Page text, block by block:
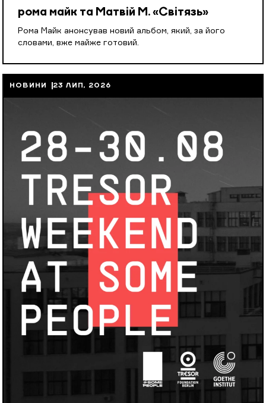
рома майк та Матвій М. «Світязь»
Рома Майк анонсував новий альбом, який, за його
словами, вже майже готовий.
НОВИНИ 23 ЛИП, 2026